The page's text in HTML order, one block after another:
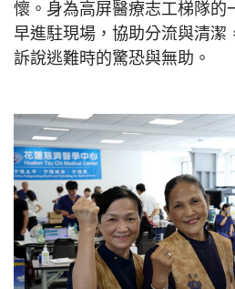
懷。身為高屏醫療志工梯隊的
早進駐現場，協助分流與清潔
訴說逃難時的驚恐與無助。